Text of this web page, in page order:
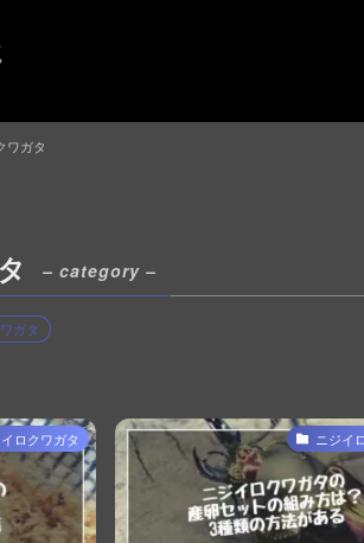
ワガタ
– category –
ガタ
ロクワガタ ニジイ